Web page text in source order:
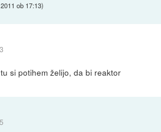
ob 17:13)
si potihem želijo, da bi reaktor